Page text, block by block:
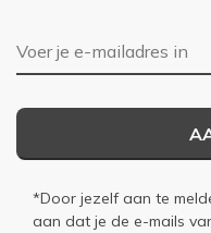
E-mailadres
*Door jezelf aan te
aan dat je de e-mails